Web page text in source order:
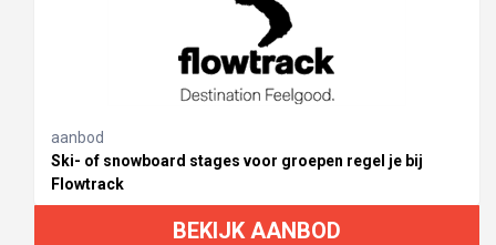
aanbod
Ski- of snowboard stages voor groepen regel je bij
Flowtrack
BEKIJK AANBOD